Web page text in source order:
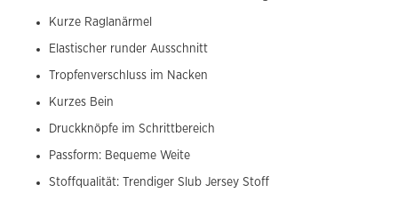
Kurze Raglanärmel
Elastischer runder Ausschnitt
Tropfenverschluss im Nacken
Kurzes Bein
Druckknöpfe im Schrittbereich
Passform: Bequeme Weite
Stoffqualität: Trendiger Slub Jersey Stoff